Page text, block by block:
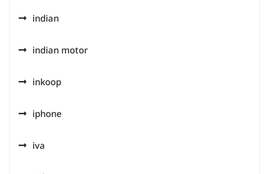
indian
indian motor
inkoop
iphone
iva